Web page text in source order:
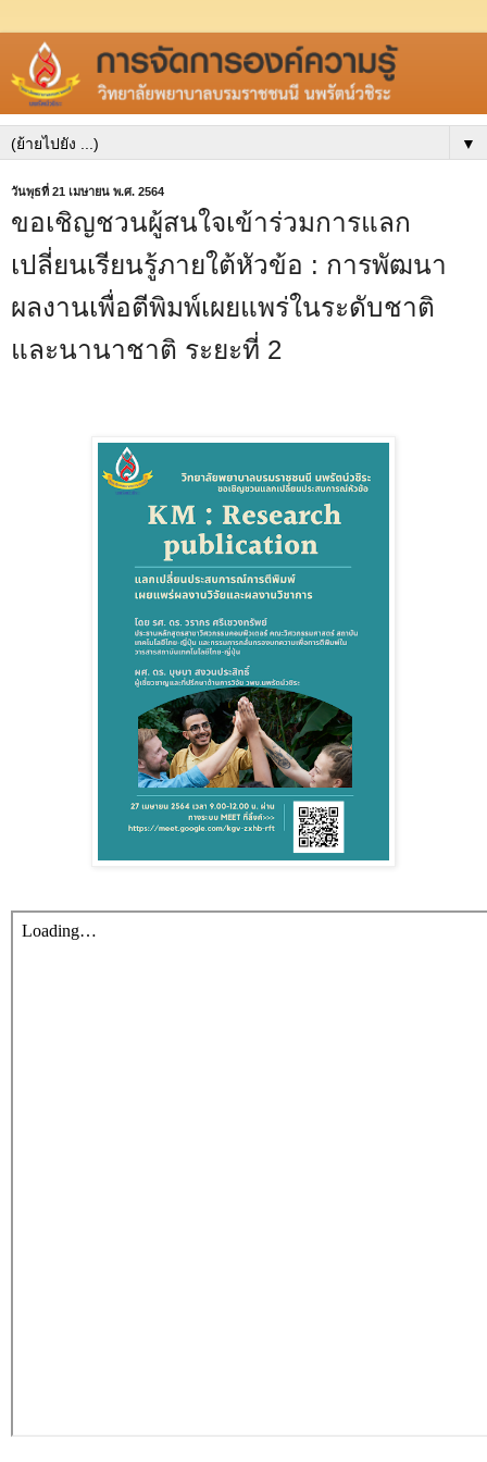
▼
วันพุธที่ 21 เมษายน พ.ศ. 2564
ขอเชิญชวนผู้สนใจเข้าร่วมการแลก
เปลี่ยนเรียนรู้ภายใต้หัวข้อ : การพัฒนา
ผลงานเพื่อตีพิมพ์เผยแพร่ในระดับชาติ
และนานาชาติ ระยะที่ 2